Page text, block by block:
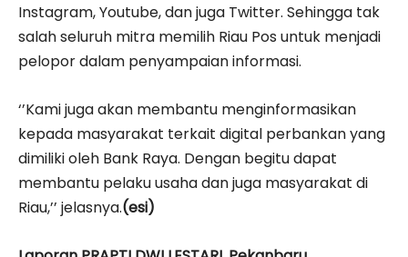
Instagram, Youtube, dan juga Twitter. Sehingga tak
salah seluruh mitra memilih Riau Pos untuk menjadi
pelopor dalam penyampaian informasi.
‘’Kami juga akan membantu menginformasikan
kepada masyarakat terkait digital perbankan yang
dimiliki oleh Bank Raya. Dengan begitu dapat
membantu pelaku usaha dan juga masyarakat di
Riau,’’ jelasnya.(esi)